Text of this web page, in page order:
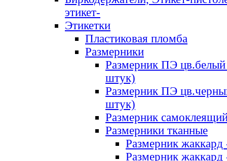
этикет-
Этикетки
Пластиковая пломба
Размерники
Размерник ПЭ цв.белый
штук)
Размерник ПЭ
штук)
Размерник
Размерники тканные
Размерник
Размерник